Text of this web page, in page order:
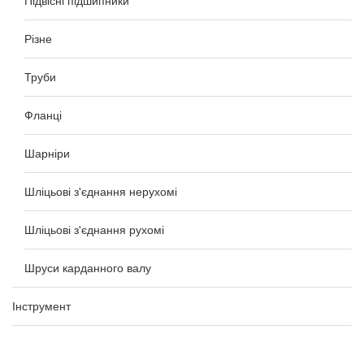
Різне
Труби
Фланці
Шарніри
Шліцьові з'єднання нерухомі
Шліцьові з'єднання рухомі
Шруси карданного валу
Інструмент